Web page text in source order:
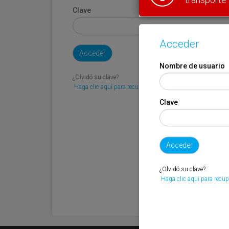
Clave
¿Olvidó su clave?
Haga clic aquí para recuperarla.
Acceder
Nombre de usuario
Clave
¿Olvidó su clave?
Haga clic aquí para